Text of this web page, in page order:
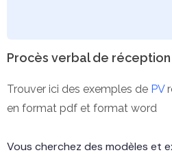
Procès verbal de
Trouver ici des exemples de PV
en format pdf et format word
Vous cherchez des modèles et